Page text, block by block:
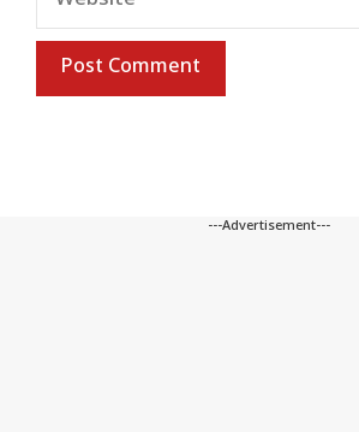
---Advertisement---